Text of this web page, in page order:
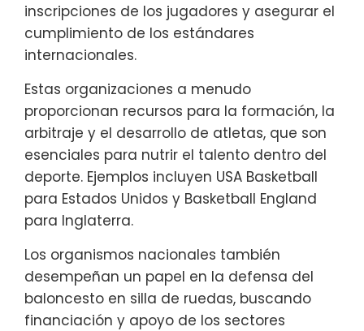
inscripciones de los jugadores y asegurar el
cumplimiento de los estándares
internacionales.
Estas organizaciones a menudo
proporcionan recursos para la formación, la
arbitraje y el desarrollo de atletas, que son
esenciales para nutrir el talento dentro del
deporte. Ejemplos incluyen USA Basketball
para Estados Unidos y Basketball England
para Inglaterra.
Los organismos nacionales también
desempeñan un papel en la defensa del
baloncesto en silla de ruedas, buscando
financiación y apoyo de los sectores